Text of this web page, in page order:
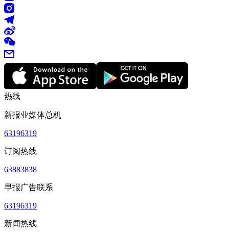
热线
新报业媒体总机
63196319
订阅热线
63883838
早报广告联系
63196319
新闻热线